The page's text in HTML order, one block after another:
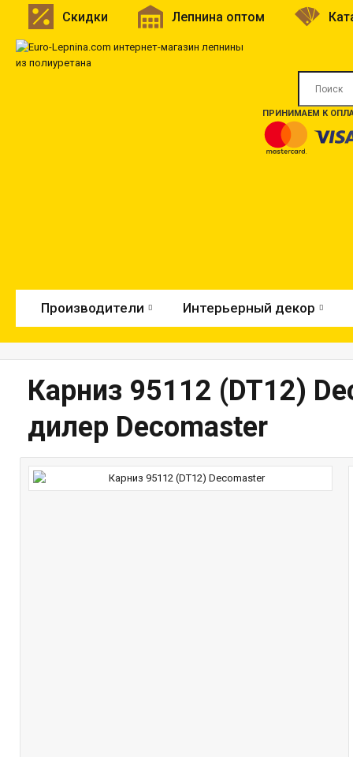
Скидки Лепнина оптом
ПРИНИМАЕМ К
Производители Интерьерный декор
Карниз 95112 (DT12)
дилер Decomaster